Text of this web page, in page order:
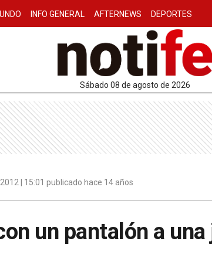
INFO GENERAL AFTERNEWS DEPORTES
sábado 08 de agosto de 2026
| 15:01 publicado hace 14 años
un pantalón a